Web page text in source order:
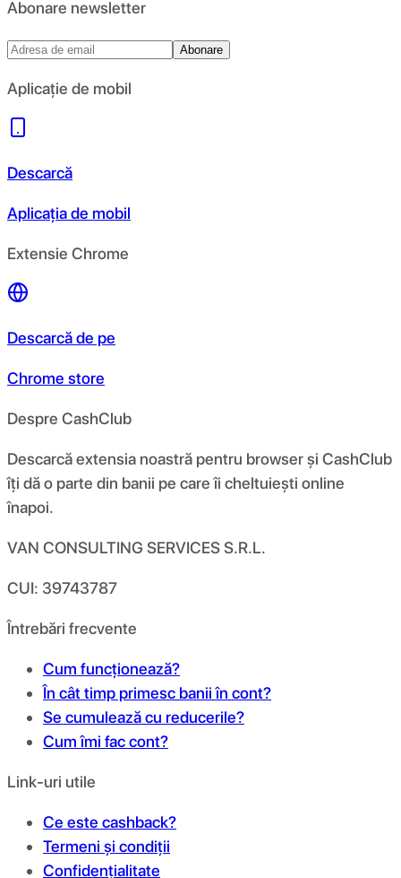
Abonare newsletter
Abonare
Aplicație de mobil
Descarcă
Aplicația de mobil
Extensie Chrome
Descarcă de pe
Chrome store
Despre CashClub
Descarcă extensia noastră pentru browser și CashClub
îți dă o parte din banii pe care îi cheltuiești online
înapoi.
VAN CONSULTING SERVICES S.R.L.
CUI: 39743787
Întrebări frecvente
Cum funcționează?
În cât timp primesc banii în cont?
Se cumulează cu reducerile?
Cum îmi fac cont?
Link-uri utile
Ce este cashback?
Termeni și condiții
Confidențialitate